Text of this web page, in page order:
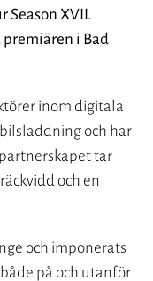
Season XVII.
i Bad
inom digitala
och har
tar
och en
och imponerats
på och utanför